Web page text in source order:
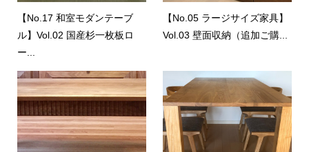
【No.17 和室モダンテーブ
ル】Vol.02 国産杉一枚板ロ
ー...
【No.05 ラージサイズ家具】
Vol.03 壁面収納（追加ご購...